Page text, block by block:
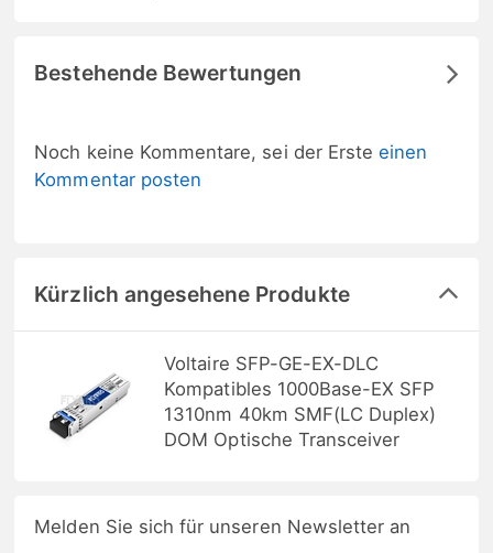
Bestehende Bewertungen
Noch keine Kommentare, sei der Ersteeinen
Kommentar posten
Kürzlich angesehene Produkte
Voltaire SFP-GE-EX-DLC
Kompatibles 1000Base-EX SFP
1310nm 40km SMF(LC Duplex)
DOM Optische Transceiver
Melden Sie sich für unseren Newsletter an